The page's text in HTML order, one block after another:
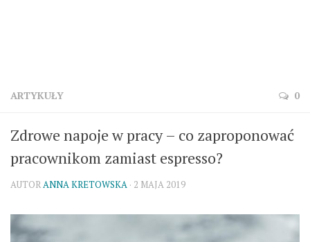
ARTYKUŁY 0
Zdrowe napoje w pracy – co zaproponować
pracownikom zamiast espresso?
AUTORANNA KRETOWSKA · 2 MAJA 2019